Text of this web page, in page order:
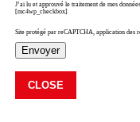
J’ai lu et approuvé le traitement de mes
[mc4wp_checkbox]
Site protégé par reCAPTCHA, application des
Envoyer
CLOSE